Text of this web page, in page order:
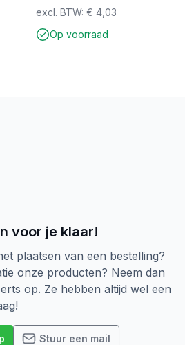
excl. BTW:€ 4,03
Op voorraad
voor je klaar!
plaatsen van een bestelling?
onze producten? Neem dan
op. Ze hebben altijd wel een
Stuur een mail